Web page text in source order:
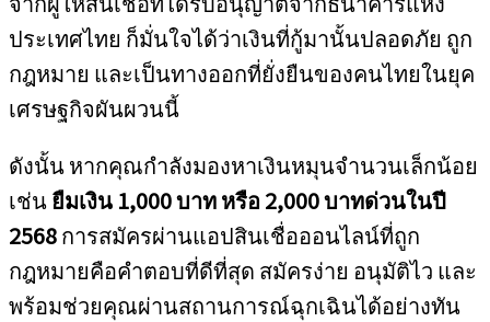
ประเทศไทย ก็มั่นใจได้ว่าเงินที่กู้มานั้นปลอดภัย ถูก
กฎหมาย และเป็นทางออกที่ยั่งยืนของคนไทยในยุค
เศรษฐกิจผันผวนนี้
ดังนั้น หากคุณกำลังมองหาเงินหมุนจำนวนเล็กน้อย
เช่นยืมเงิน 1,000 บาท หรือ 2,000 บาทด่วนในปี
2568การสมัครผ่านแอปสินเชื่อออนไลน์ที่ถูก
กฎหมายคือคำตอบที่ดีที่สุด สมัครง่าย อนุมัติไว และ
พร้อมช่วยคุณผ่านสถานการณ์ฉุกเฉินได้อย่างทัน